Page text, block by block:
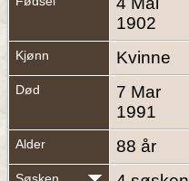
1902
Kjønn Kvinne
Død
7 Mar
1991
Alder 88 år